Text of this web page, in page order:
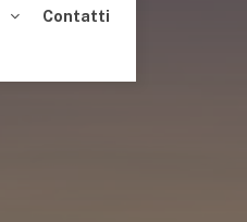
Contatti